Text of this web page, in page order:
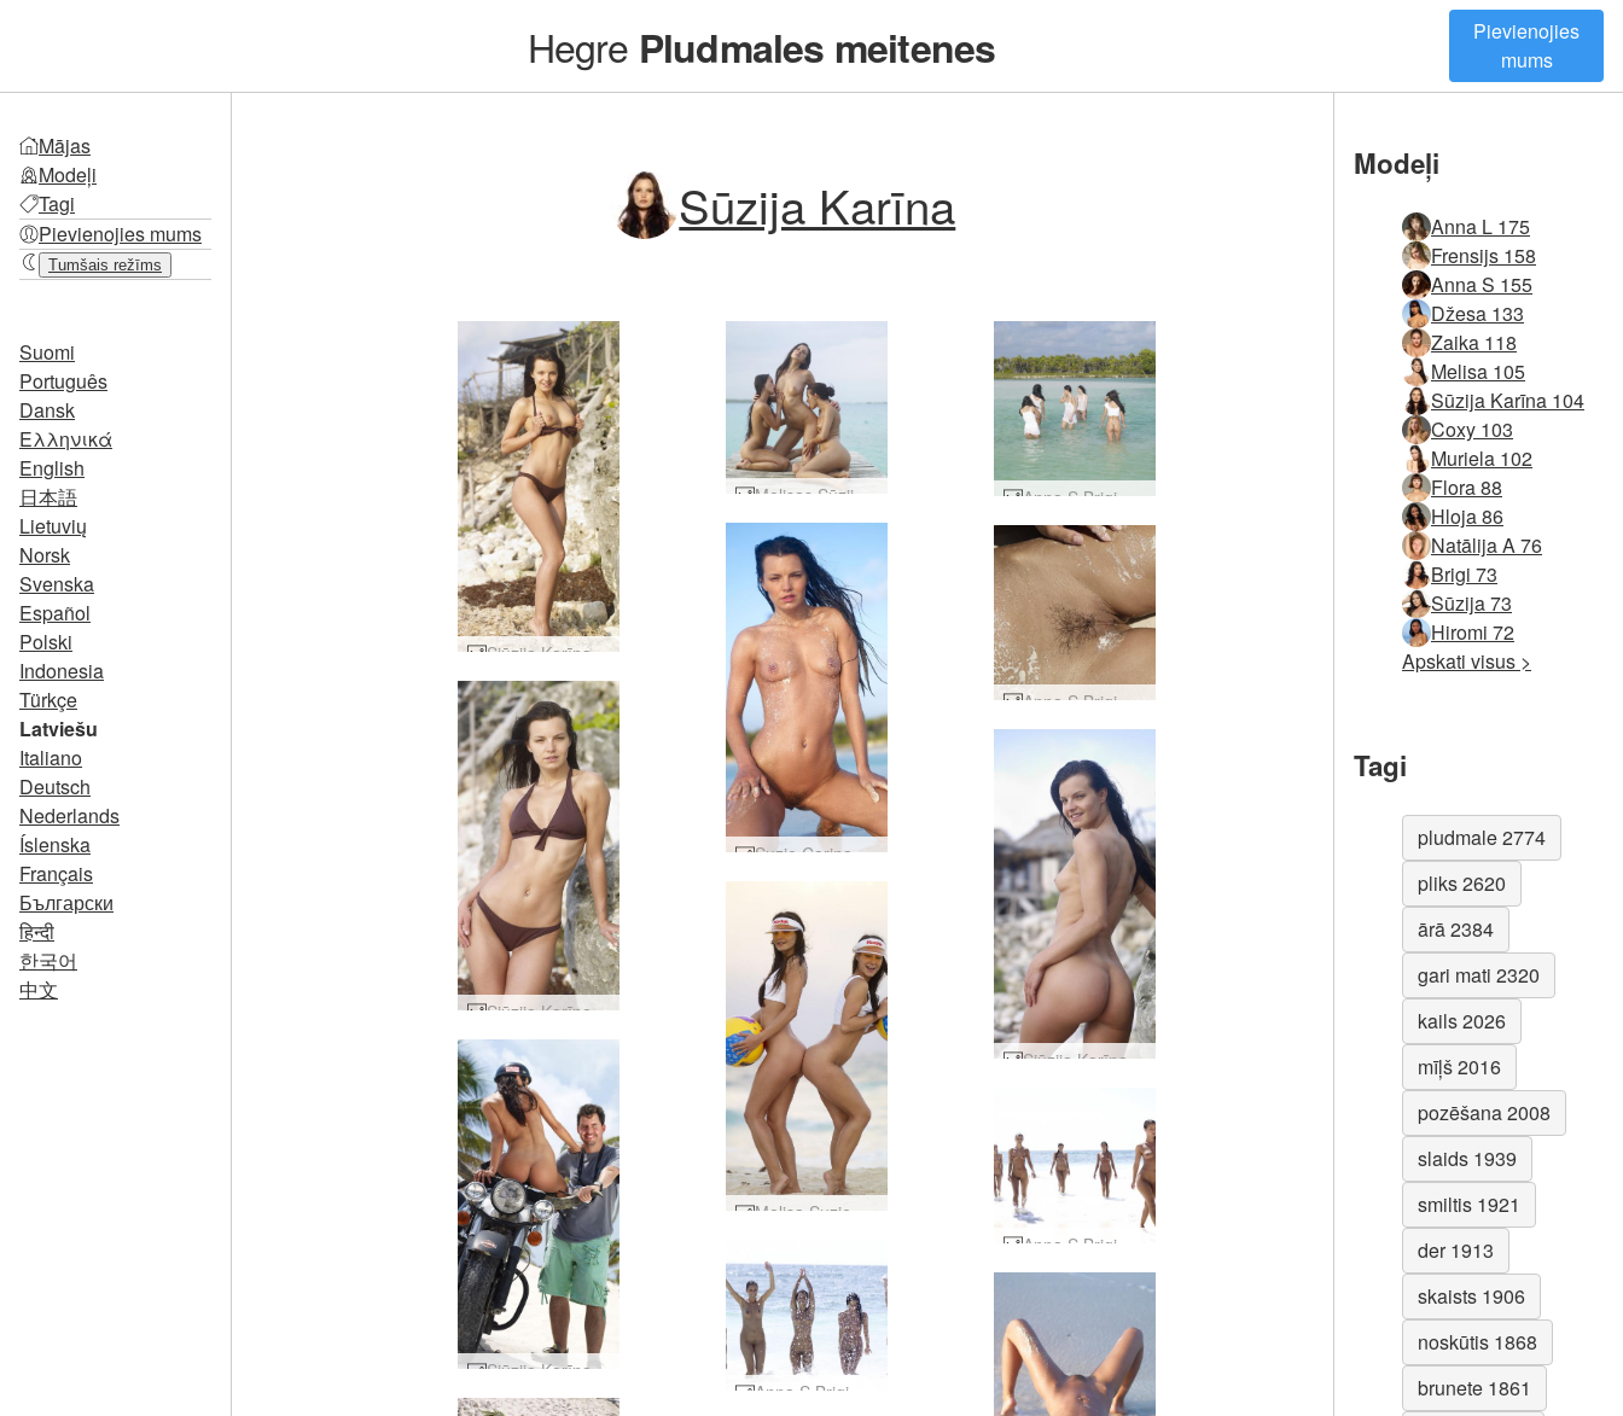
Hegre Pludmales meitenes
Pievienojies
mums
Mājas
Modeļi
Tagi
Pievienojies mums
Tumšais režīms
Suomi
Português
Dansk
Ελληνικά
English
日本語
Lietuvių
Norsk
Svenska
Español
Polski
Indonesia
Türkçe
Latviešu
Italiano
Deutsch
Nederlands
Íslenska
Français
Български
हिन्दी
한국어
中文
Sūzija Karīna
Sjūzija Karīna uz akmeņiem #13
Suzie Carina kailā pludmale #30
Anna S Brigi Melissa Suzie Suzie Carina slapja un smilšaina #81
Sjūzija Karīna uz akmeņiem #6
Sjūzija Karīna uz akmeņiem #38
Sjūzija Karīna Hārlija Deividsone #33
Modeļi
Anna L 175
Frensijs 158
Anna S 155
Džesa 133
Zaika 118
Melisa 105
Sūzija Karīna 104
Coxy 103
Muriela 102
Flora 88
Hloja 86
Natālija A 76
Brigi 73
Sūzija 73
Hiromi 72
Apskati visus >
Tagi
pludmale 2774
pliks 2620
ārā 2384
gari mati 2320
kails 2026
mīļš 2016
pozēšana 2008
slaids 1939
smiltis 1921
der 1913
skaists 1906
noskūtis 1868
brunete 1861